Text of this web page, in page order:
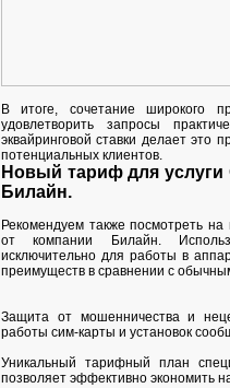
В итоге, сочетание широкого
удовлетворить запросы
эквайринговой ставки делает это
потенциальных клиентов.
Новый тариф для
Билайн.
Рекомендуем также посмотреть
от компании Билайн.
исключительно для работы в
преимуществ в сравнении с
Защита от мошенничества и
работы сим-карты и установок
Уникальный тарифный план
позволяет эффективно экономить